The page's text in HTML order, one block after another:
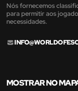
Nós fornecemos
para permitir aos
necessidades.
MOSTRAR NO